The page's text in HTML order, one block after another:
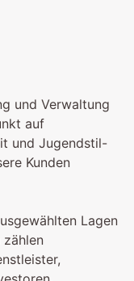
und Verwaltung
auf
und Jugendstil-
Kunden
Lagen